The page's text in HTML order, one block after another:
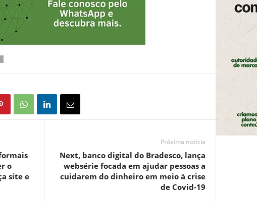
o
site e
Próxima notícia
Next, banco digital do Bradesco, lança
websérie focada em ajudar pessoas a
cuidarem do dinheiro em meio à crise
de Covid-19